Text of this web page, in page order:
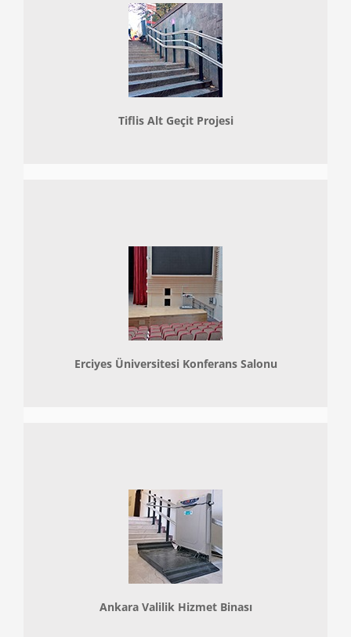
Tiflis Alt Geçit Projesi
Erciyes Üniversitesi Konferans Salonu
Ankara Valilik Hizmet Binası